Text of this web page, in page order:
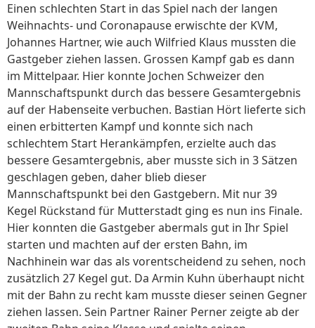
Einen schlechten Start in das Spiel nach der langen
Weihnachts- und Coronapause erwischte der KVM,
Johannes Hartner, wie auch Wilfried Klaus mussten die
Gastgeber ziehen lassen. Grossen Kampf gab es dann
im Mittelpaar. Hier konnte Jochen Schweizer den
Mannschaftspunkt durch das bessere Gesamtergebnis
auf der Habenseite verbuchen. Bastian Hört lieferte sich
einen erbitterten Kampf und konnte sich nach
schlechtem Start Herankämpfen, erzielte auch das
bessere Gesamtergebnis, aber musste sich in 3 Sätzen
geschlagen geben, daher blieb dieser
Mannschaftspunkt bei den Gastgebern. Mit nur 39
Kegel Rückstand für Mutterstadt ging es nun ins Finale.
Hier konnten die Gastgeber abermals gut in Ihr Spiel
starten und machten auf der ersten Bahn, im
Nachhinein war das als vorentscheidend zu sehen, noch
zusätzlich 27 Kegel gut. Da Armin Kuhn überhaupt nicht
mit der Bahn zu recht kam musste dieser seinen Gegner
ziehen lassen. Sein Partner Rainer Perner zeigte ab der